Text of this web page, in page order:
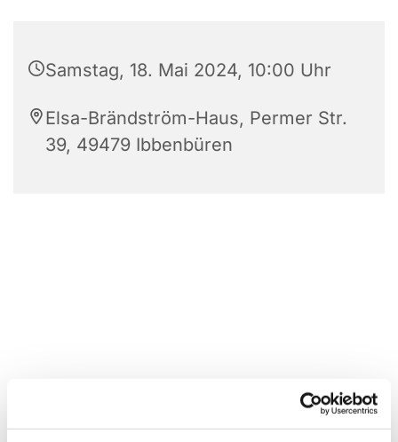
Samstag, 18. Mai 2024, 10:00 Uhr
Elsa-Brändström-Haus, Permer Str.
39, 49479 Ibbenbüren